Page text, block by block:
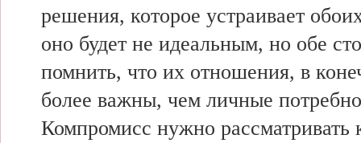
решения, которое устраивает
оно будет не идеальным, но обе
помнить, что их отношения, в
более важны, чем личные
Компромисс нужно рассматривать